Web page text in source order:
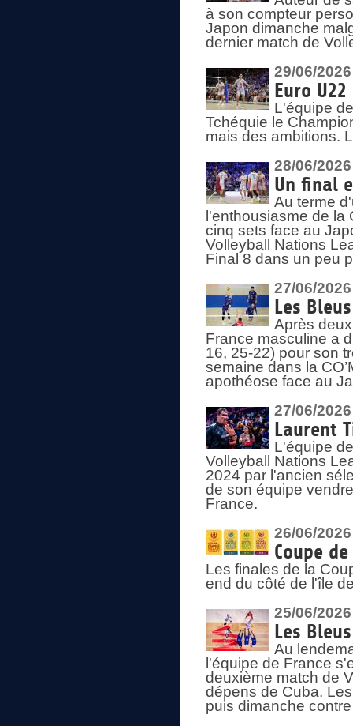
à son compteur
Japon dimanche
dernier match de
29/06/2026
Euro
L'équipe
Tchéquie le
mais des ambitions.
28/06/2026
Un final
Au terme
l'enthousiasme de
cinq sets face au
Volleyball Nations
Final 8 dans un peu
27/06/2026
Les
Après
France masculine a
16, 25-22) pour son
semaine dans la
apothéose face au
27/06/2026
Laurent
L'équipe
Volleyball Nations
2024 par l'ancien
de son équipe
France.
26/06/2026
Coupe
Les finales de la
end du côté de l'île
25/06/2026
Les
Au
l'équipe de France
deuxième match de
dépens de Cuba.
puis dimanche